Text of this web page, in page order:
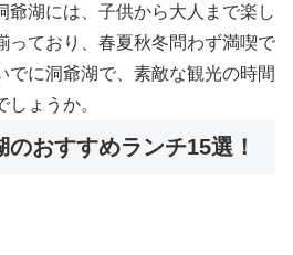
爺湖には、子供から大人まで楽し
っており、春夏秋冬問わず満喫で
でに洞爺湖で、素敵な観光の時間
ょうか。
のおすすめランチ15選！